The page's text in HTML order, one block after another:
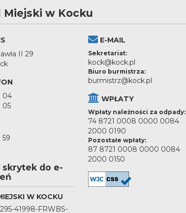
Miejski w Kocku
II 29
04
05
59
skrytek do e-
W KOCKU
41998-FRWBS-
E-MAIL
Sekretariat:
kock@kock.pl
Biuro burmistrza:
burmistrz@kock.pl
WPŁATY
Wpłaty należności za odpady:
74 8721 0008 0000 0084
2000 0190
Pozostałe wpłaty:
87 8721 0008 0000 0084
2000 0150